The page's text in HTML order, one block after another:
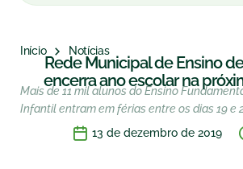
Início Notícias
Rede Municipal de Ensino
encerra ano escolar na
Mais de 11 mil alunos do Ensino
Infantil entram em férias entre os dias 19 e
13 de dezembro de 2019